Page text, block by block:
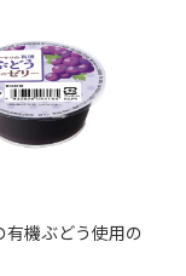
有機ぶどう使用の